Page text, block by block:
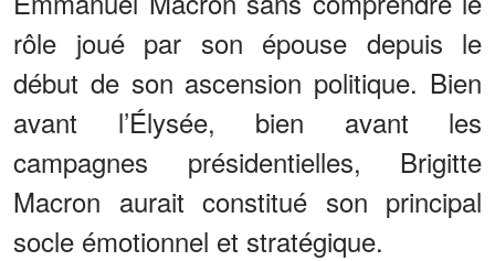
rôle joué par son épouse depuis le
début de son ascension politique. Bien
avant l’Élysée, bien avant les
campagnes présidentielles, Brigitte
Macron aurait constitué son principal
socle émotionnel et stratégique.